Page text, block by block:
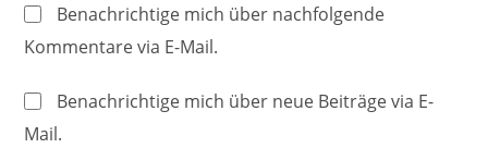
ein
zum
Kommentieren
URL
ein
Benachrichtige mich über nachfolgende
Kommentare via E-Mail.
Benachrichtige mich über neue Beiträge via E-
Mail.